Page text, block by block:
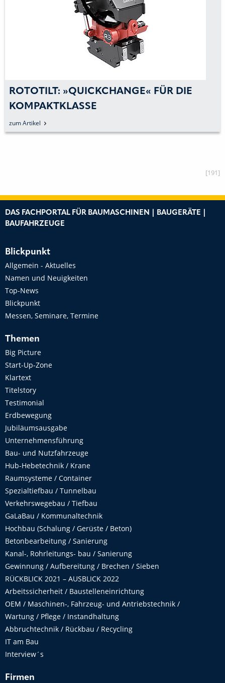
ROTOTILT: »QUICKCHANGE« FÜR DIE
KOMPAKTKLASSE
zum Artikel
[191]
DAS FACHPORTAL FÜR BAUMASCHINEN | BAUGERÄTE |
BAUFAHRZEUGE
Blickpunkt
Allgemein - Aktuelles
Namen und Neuigkeiten
Top-News
Blickpunkt
Messen, Seminare, Termine
Themen
Big Picture
Start-Up-Zone
Klartext
Titelstory
Testimonial
Erdbewegung
Jubiläumsausgabe
Unternehmensführung
Bau- und Nutzfahrzeuge
Hub-Hebetechnik / Krane
Raumsysteme / Container
Spezialtiefbau / Tunnelbau
Verkehrswegebau / Tiefbau
GaLaBau / Kommunaltechnik
Hochbau (Schalung / Gerüste / Beton)
Betonbearbeitung / Sanierung
Kanal-, Rohrleitungs- bau / Sanierung
Gewinnung / Aufbereitung / Brechen / Sieben
RÜCKBLICK 2021 – AUSBLICK 2022
Arbeitssicherheit / Baustelleneinrichtung
OEM / Maschinen-, Fahrzeug- und Antriebstechnik /
Wartung / Pflege / Instandhaltung
Abbruchtechnik / Rückbau / Recycling
IT am Bau
Interview´s
Firmen